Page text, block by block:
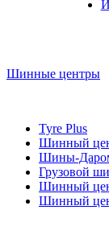
Шинный
Шины-
Грузовой
Шинный
Шинный